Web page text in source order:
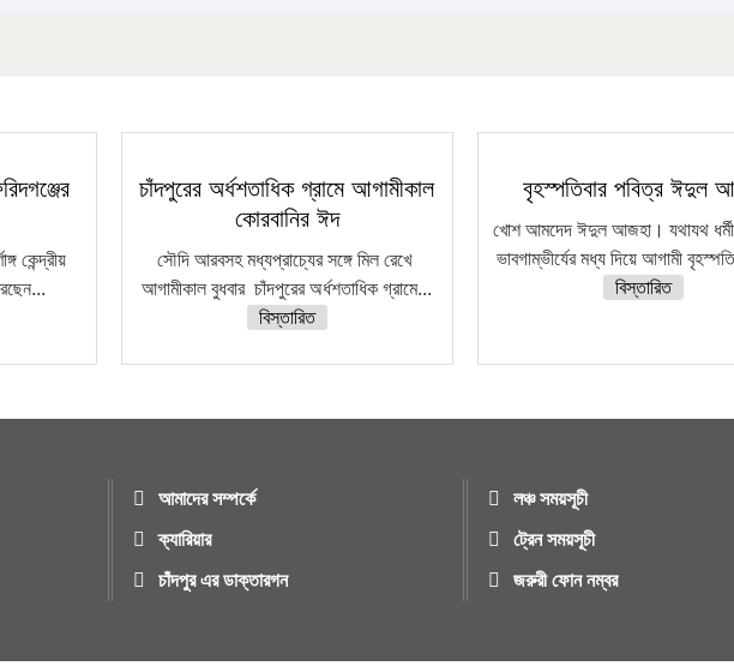
কেন্দ্রীয়
চাঁদপুরের অর্ধশতাধিক গ্রামে আগামীকাল
কোরবানির ঈদ
সৌদি আরবসহ মধ্যপ্রাচ্যের সঙ্গে মিল রেখে
আগামীকাল বুধবার চাঁদপুরের অর্ধশতাধিক গ্রামে...
বিস্তারিত
বৃহস্পতিবার পবিত্র ঈদুল
খোশ আমদেদ ঈদুল আজহা। যথাযথ ধর্মীয়
ভাবগাম্ভীর্যের মধ্য দিয়ে আগামী
বিস্তারিত
আমাদের সম্পর্কে
ক্যারিয়ার
চাঁদপুর এর ডাক্তারগন
লঞ্চ সময়সূচী
ট্রেন সময়সূচী
জরুরী ফোন নম্বর